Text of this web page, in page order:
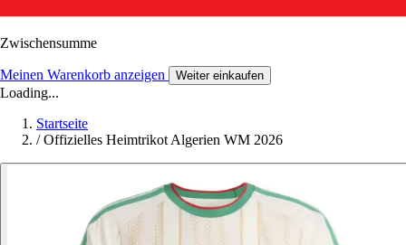
Zwischensumme
Meinen Warenkorb anzeigen Weiter einkaufen
Loading...
Startseite
/ Offizielles Heimtrikot Algerien WM 2026